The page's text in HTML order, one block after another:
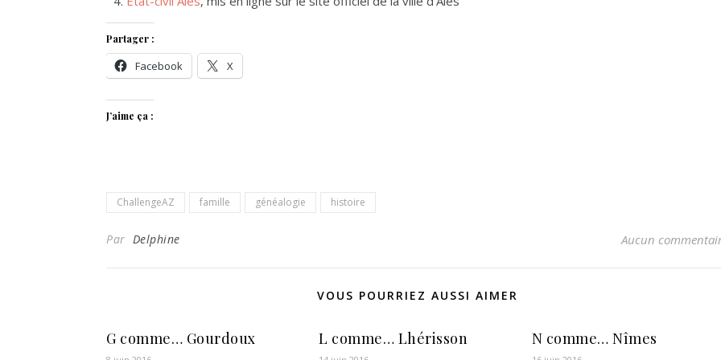
Partager :
Facebook X
J’aime ça :
ChallengeAZ famille généalogie histoire
Par Delphine Aucun
VOUS POURRIEZ AUSSI AIMER
G comme… Gourdoux L comme… Lhérisson N comme… Nîmes